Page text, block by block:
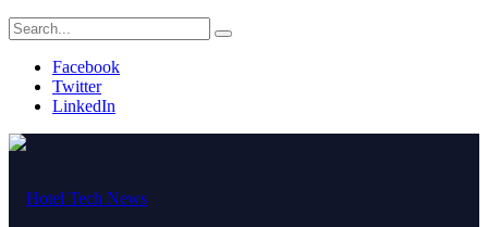
Facebook
Twitter
LinkedIn